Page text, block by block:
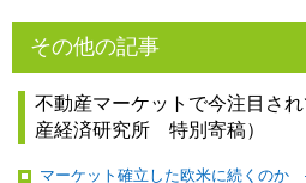
その他の記事
不動産マーケットで今注目さ
産経済研究所 特別寄稿）
マーケット確立した欧米に続くの